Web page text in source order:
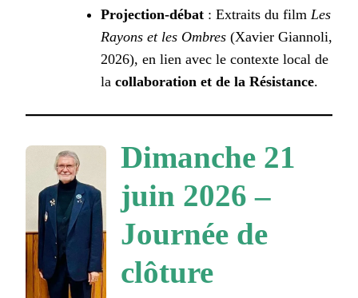
Projection-débat : Extraits du film Les
Rayons et les Ombres (Xavier Giannoli,
2026), en lien avec le contexte local de
la collaboration et de la Résistance.
Dimanche 21
juin 2026 –
Journée de
clôture